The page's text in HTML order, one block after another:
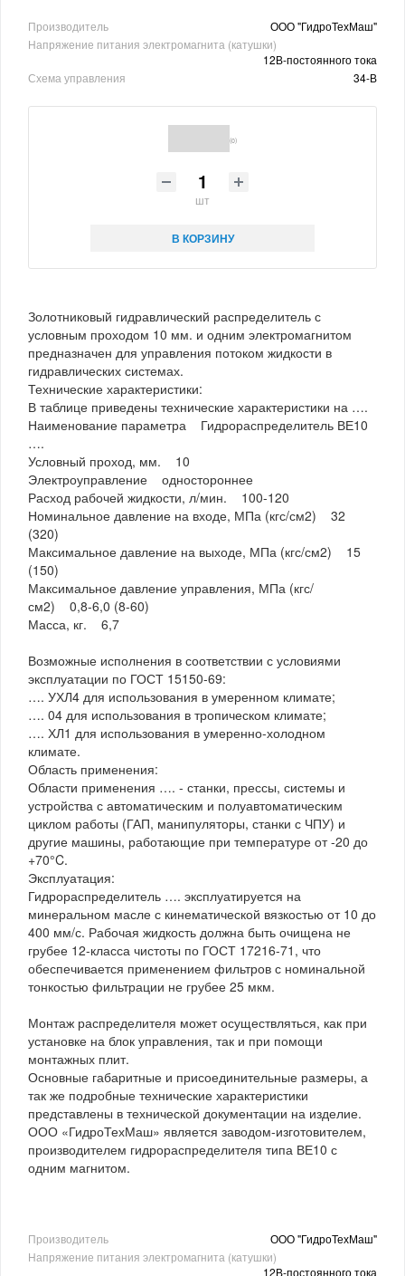
Производитель
ООО "ГидроТехМаш"
Напряжение питания электромагнита (катушки)
12В-постоянного тока
Схема управления
34-В
(0)
шт
В КОРЗИНУ
Золотниковый гидравлический распределитель с
условным проходом 10 мм. и одним электромагнитом
предназначен для управления потоком жидкости в
гидравлических системах.
Технические характеристики:
В таблице приведены технические характеристики на ….
Наименование параметра Гидрораспределитель ВЕ10
….
Условный проход, мм. 10
Электроуправление одностороннее
Расход рабочей жидкости, л/мин. 100-120
Номинальное давление на входе, МПа (кгс/см2) 32
(320)
Максимальное давление на выходе, МПа (кгс/см2) 15
(150)
Максимальное давление управления, МПа (кгс/
см2) 0,8-6,0 (8-60)
Масса, кг. 6,7
Возможные исполнения в соответствии с условиями
эксплуатации по ГОСТ 15150-69:
…. УХЛ4 для использования в умеренном климате;
…. 04 для использования в тропическом климате;
…. ХЛ1 для использования в умеренно-холодном
климате.
Область применения:
Области применения …. - станки, прессы, системы и
устройства с автоматическим и полуавтоматическим
циклом работы (ГАП, манипуляторы, станки с ЧПУ) и
другие машины, работающие при температуре от -20 до
+70°C.
Эксплуатация:
Гидрораспределитель …. эксплуатируется на
минеральном масле с кинематической вязкостью от 10 до
400 мм/с. Рабочая жидкость должна быть очищена не
грубее 12-класса чистоты по ГОСТ 17216-71, что
обеспечивается применением фильтров с номинальной
тонкостью фильтрации не грубее 25 мкм.
Монтаж распределителя может осуществляться, как при
установке на блок управления, так и при помощи
монтажных плит.
Основные габаритные и присоединительные размеры, а
так же подробные технические характеристики
представлены в технической документации на изделие.
ООО «ГидроТехМаш» является заводом-изготовителем,
производителем гидрораспределителя типа ВЕ10 с
одним магнитом.
Производитель
ООО "ГидроТехМаш"
Напряжение питания электромагнита (катушки)
12В-постоянного тока